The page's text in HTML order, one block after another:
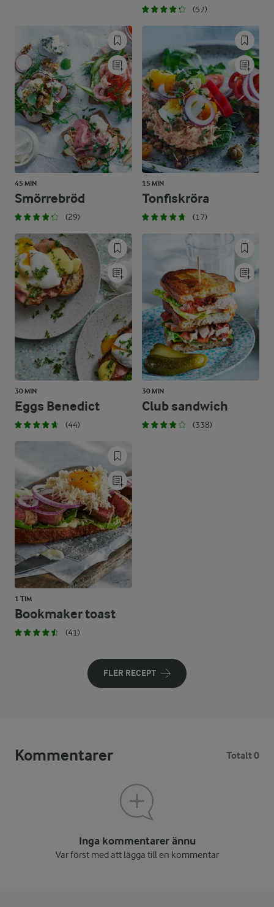
(57)
45 MIN
Smörrebröd
(29)
15 MIN
Tonfiskröra
(17)
30 MIN
Eggs Benedict
(44)
30 MIN
Club sandwich
(338)
1 TIM
Bookmaker toast
(41)
FLER RECEPT
Kommentarer Totalt 0
Inga kommentarer ännu
Var först med att lägga till en kommentar